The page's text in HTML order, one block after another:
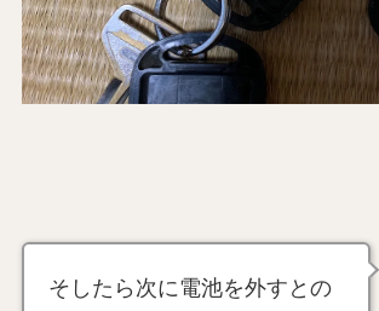
そしたら次に電池を外すとの